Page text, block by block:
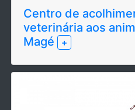
Centro de
veterinária aos
Magé
+